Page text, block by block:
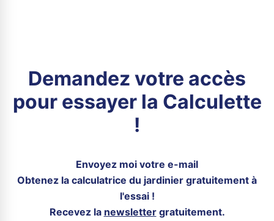
Demandez votre accès
pour essayer la Calculette
!
Envoyez moi votre e-mail
Obtenez la calculatrice du jardinier gratuitement à
l'essai !
Recevez la newslettergratuitement.